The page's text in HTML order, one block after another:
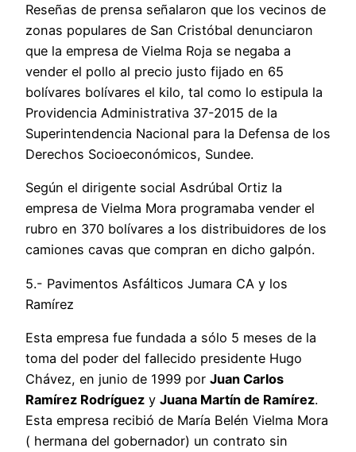
Reseñas de prensa señalaron que los vecinos de
zonas populares de San Cristóbal denunciaron
que la empresa de Vielma Roja se negaba a
vender el pollo al precio justo fijado en 65
bolívares bolívares el kilo, tal como lo estipula la
Providencia Administrativa 37-2015 de la
Superintendencia Nacional para la Defensa de los
Derechos Socioeconómicos, Sundee.
Según el dirigente social Asdrúbal Ortiz la
empresa de Vielma Mora programaba vender el
rubro en 370 bolívares a los distribuidores de los
camiones cavas que compran en dicho galpón.
5.- Pavimentos Asfálticos Jumara CA y los
Ramírez
Esta empresa fue fundada a sólo 5 meses de la
toma del poder del fallecido presidente Hugo
Chávez, en junio de 1999 por Juan Carlos
Ramírez Rodríguez y Juana Martín de Ramírez.
Esta empresa recibió de María Belén Vielma Mora
( hermana del gobernador) un contrato sin